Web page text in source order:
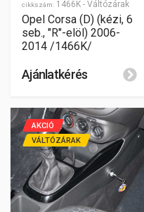
cikkszám: 1466K - Váltózárak
Opel Corsa (D) (kézi, 6
seb., "R"-elöl) 2006-
2014 /1466K/
Ajánlatkérés
AKCIÓ
VÁLTÓZÁRAK